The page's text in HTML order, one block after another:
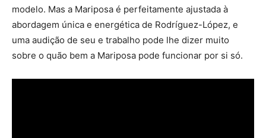
modelo. Mas a Mariposa é perfeitamente ajustada à
abordagem única e energética de Rodríguez-López, e
uma audição de seu e trabalho pode lhe dizer muito
sobre o quão bem a Mariposa pode funcionar por si só.